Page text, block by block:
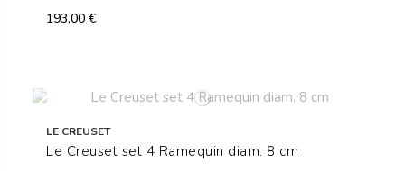
193,00 €
LE CREUSET
Le Creuset set 4 Ramequin diam. 8 cm